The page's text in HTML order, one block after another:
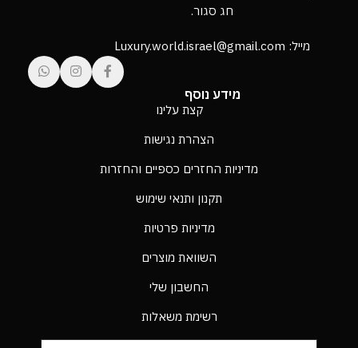
חג סגור.
מייל: Luxury.world.israel@gmail.com
מידע נוסף
קצת עלינו
הצהרת נגישות
מדיניות החזרים כספיים והחזרות
תקנון ותנאי שימוש
מדיניות פרטיות
השוואת מוצרים
החשבון שלי
רשימת משאלות